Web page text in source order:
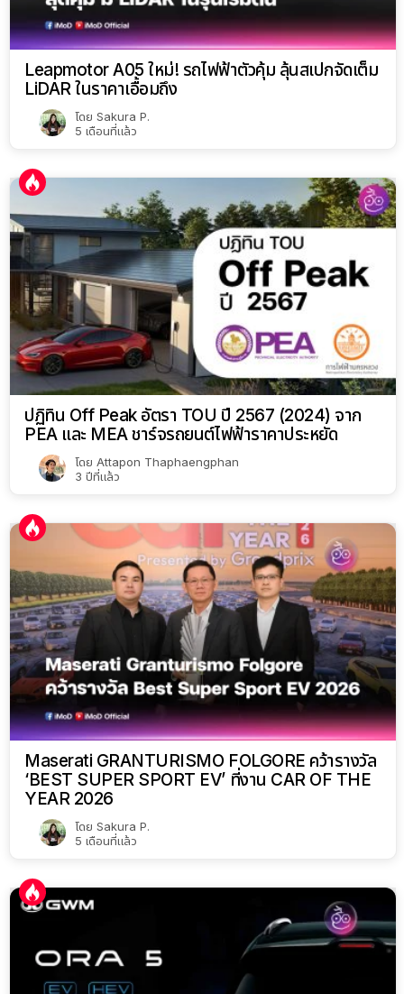
Leapmotor A05 ใหม่! รถไฟฟ้าตัวคุ้ม ลุ้นสเปกจัดเต็ม
LiDAR ในราคาเอื้อมถึง
โดย Sakura P.
5 เดือนที่แล้ว
ปฏิทิน Off Peak อัตรา TOU ปี 2567 (2024) จาก
PEA และ MEA ชาร์จรถยนต์ไฟฟ้าราคาประหยัด
โดย Attapon Thaphaengphan
3 ปีที่แล้ว
Maserati GRANTURISMO FOLGORE คว้ารางวัล
‘BEST SUPER SPORT EV’ ที่งาน CAR OF THE
YEAR 2026
โดย Sakura P.
5 เดือนที่แล้ว